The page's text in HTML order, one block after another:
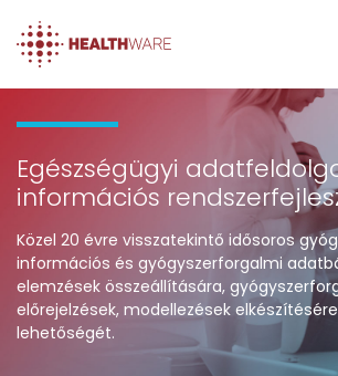
Egészségügyi
információs
Közel 20 évre visszatekintő idősoros
információs és gyógyszerforgalmi
elemzések összeállítására,
előrejelzések, modellezések
lehetőségét.